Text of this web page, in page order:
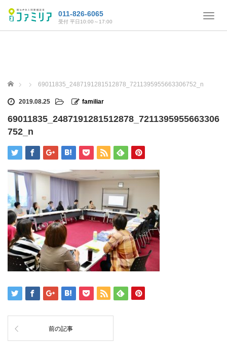
T
g
011-826-6065
受付 平日10:00～17:00
ホーム 69011835_2487191281512878_7211395955663306752_n
2019.08.25 familiar
69011835_2487191281512878_7211395955663306
752_n
前の記事